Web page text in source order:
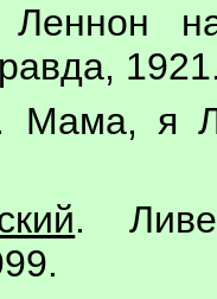
Мама, я
.